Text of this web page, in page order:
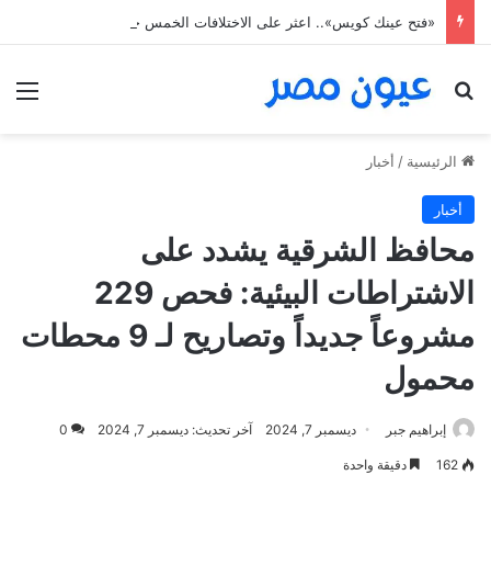
بحث عن
الرئيسية / أخبار
أخبار
محافظ الشرقية يشدد على
الاشتراطات البيئية: فحص 229
مشروعاً جديداً وتصاريح لـ 9 محطات
محمول
إبراهيم جبر ديسمبر 7, 2024 آخر تحديث: ديسمبر 7, 2024 0
162 دقيقة واحدة